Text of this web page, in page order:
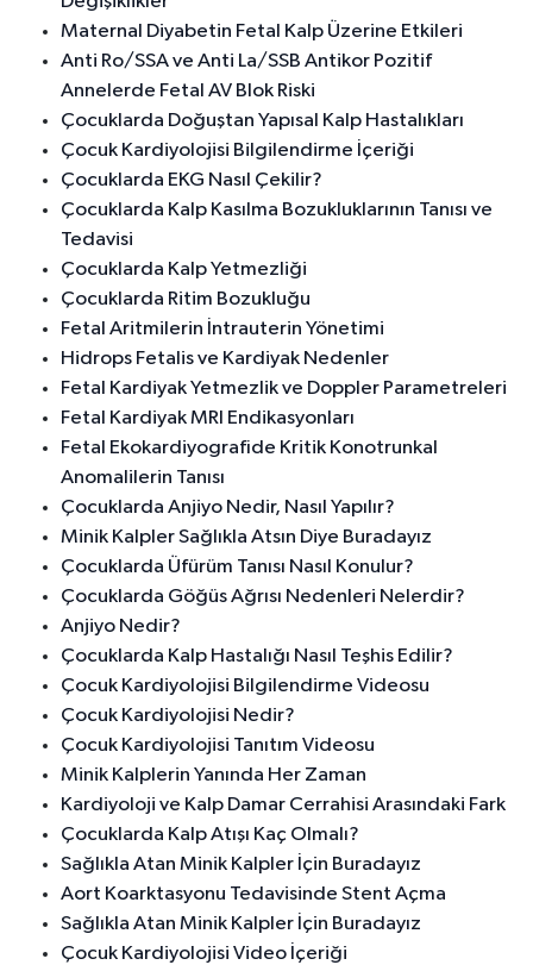
Maternal Diyabetin Fetal Kalp Üzerine Etkileri
Anti Ro/SSA ve Anti La/SSB Antikor Pozitif
Annelerde Fetal AV Blok Riski
Çocuklarda Doğuştan Yapısal Kalp Hastalıkları
Çocuk Kardiyolojisi Bilgilendirme İçeriği
Çocuklarda EKG Nasıl Çekilir?
Çocuklarda Kalp Kasılma Bozukluklarının Tanısı ve
Tedavisi
Çocuklarda Kalp Yetmezliği
Çocuklarda Ritim Bozukluğu
Fetal Aritmilerin İntrauterin Yönetimi
Hidrops Fetalis ve Kardiyak Nedenler
Fetal Kardiyak Yetmezlik ve Doppler Parametreleri
Fetal Kardiyak MRI Endikasyonları
Fetal Ekokardiyografide Kritik Konotrunkal
Anomalilerin Tanısı
Çocuklarda Anjiyo Nedir, Nasıl Yapılır?
Minik Kalpler Sağlıkla Atsın Diye Buradayız
Çocuklarda Üfürüm Tanısı Nasıl Konulur?
Çocuklarda Göğüs Ağrısı Nedenleri Nelerdir?
Anjiyo Nedir?
Çocuklarda Kalp Hastalığı Nasıl Teşhis Edilir?
Çocuk Kardiyolojisi Bilgilendirme Videosu
Çocuk Kardiyolojisi Nedir?
Çocuk Kardiyolojisi Tanıtım Videosu
Minik Kalplerin Yanında Her Zaman
Kardiyoloji ve Kalp Damar Cerrahisi Arasındaki Fark
Çocuklarda Kalp Atışı Kaç Olmalı?
Sağlıkla Atan Minik Kalpler İçin Buradayız
Aort Koarktasyonu Tedavisinde Stent Açma
Sağlıkla Atan Minik Kalpler İçin Buradayız
Çocuk Kardiyolojisi Video İçeriği